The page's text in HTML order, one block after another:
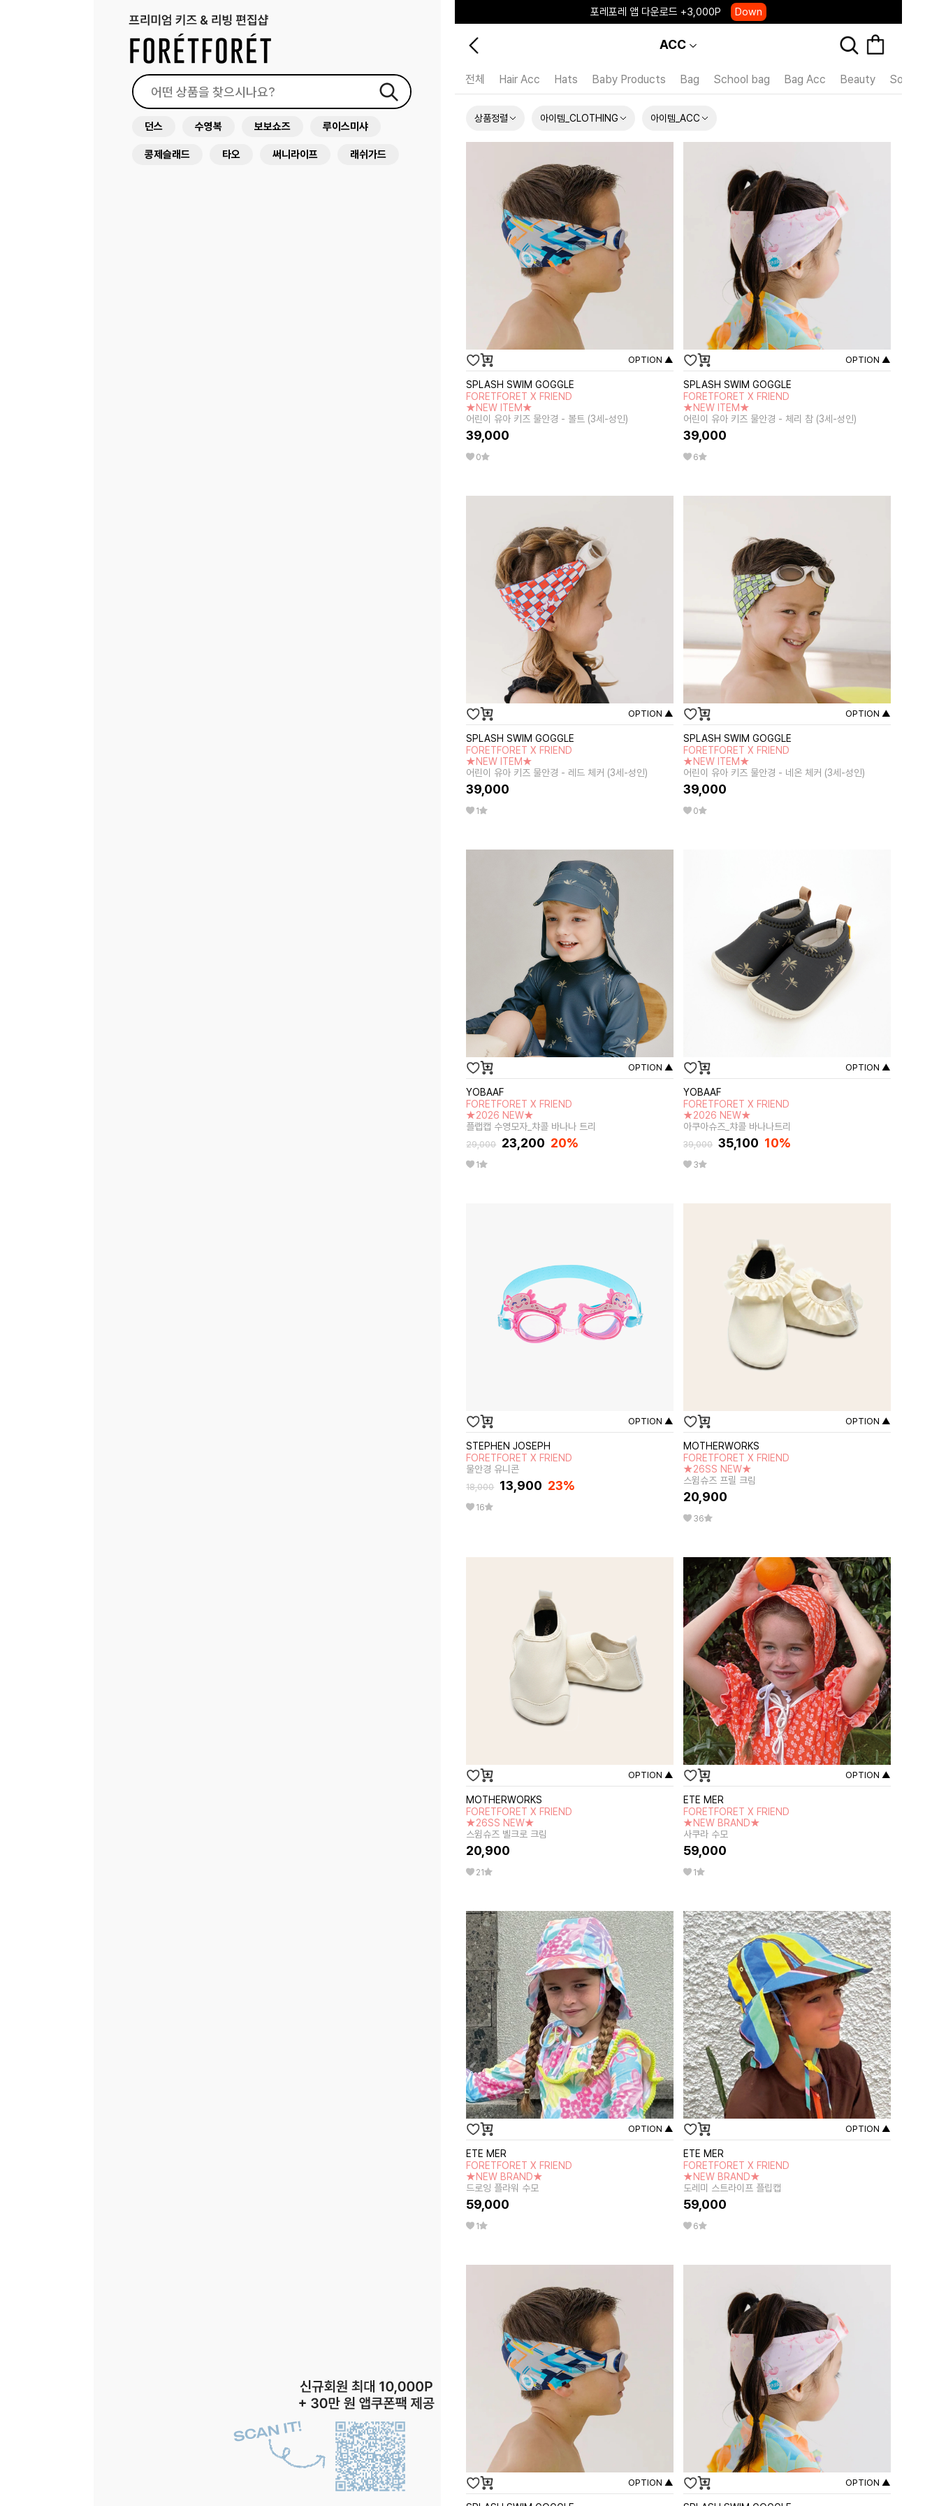
포레포레 앱 다운로드 +3,000P Down
ACC
전체 Hair Acc Hats Baby Products Bag School bag Bag Acc Beauty Socks
상품정렬 아이템_CLOTHING 아이템_ACC
OPTION ▲
SPLASH SWIM GOGGLE
FORETFORET X FRIEND
★NEW ITEM★
어린이 유아 키즈 물안경 - 볼트 (3세-성인)
39,000
0
OPTION ▲
SPLASH SWIM GOGGLE
FORETFORET X FRIEND
★NEW ITEM★
어린이 유아 키즈 물안경 - 체리 참 (3세-성인)
39,000
6
OPTION ▲
SPLASH SWIM GOGGLE
FORETFORET X FRIEND
★NEW ITEM★
어린이 유아 키즈 물안경 - 레드 체커 (3세-성인)
39,000
1
OPTION ▲
SPLASH SWIM GOGGLE
FORETFORET X FRIEND
★NEW ITEM★
어린이 유아 키즈 물안경 - 네온 체커 (3세-성인)
39,000
0
OPTION ▲
YOBAAF
FORETFORET X FRIEND
★2026 NEW★
플랩캡 수영모자_챠콜 바나나 트리
29,000 23,200 20%
1
OPTION ▲
YOBAAF
FORETFORET X FRIEND
★2026 NEW★
아쿠아슈즈_챠콜 바나나트리
39,000 35,100 10%
3
OPTION ▲
STEPHEN JOSEPH
FORETFORET X FRIEND
물안경 유니콘
18,000 13,900 23%
16
OPTION ▲
MOTHERWORKS
FORETFORET X FRIEND
★26SS NEW★
스윔슈즈 프릴 크림
20,900
36
OPTION ▲
MOTHERWORKS
FORETFORET X FRIEND
★26SS NEW★
스윔슈즈 벨크로 크림
20,900
21
OPTION ▲
ETE MER
FORETFORET X FRIEND
★NEW BRAND★
사쿠라 수모
59,000
1
OPTION ▲
ETE MER
FORETFORET X FRIEND
★NEW BRAND★
드로잉 플라워 수모
59,000
1
OPTION ▲
ETE MER
FORETFORET X FRIEND
★NEW BRAND★
도레미 스트라이프 플립캡
59,000
6
OPTION ▲ OPTION ▲
던스 수영복 보보쇼즈 루이스미샤
콩제슬래드 타오 써니라이프 래쉬가드